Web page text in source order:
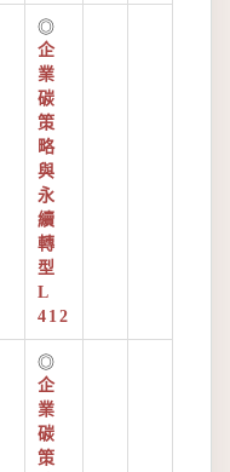
◎
企
業
碳
策
略
與
永
續
轉
型
L
412
◎
企
業
碳
策